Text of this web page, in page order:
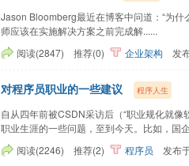
Jason Bloomberg最近在博客中问道：“为
师应该在实施解决方案之前完成解......
阅读(2847)
推荐(0) 企业架构 发
对程序员职业的一些建议 程序人生
自从四年前被CSDN采访后（“职业规化就
职业生涯的一些问题，至到今天。比如，国
阅读(2246)
推荐(2) 程序员 发布